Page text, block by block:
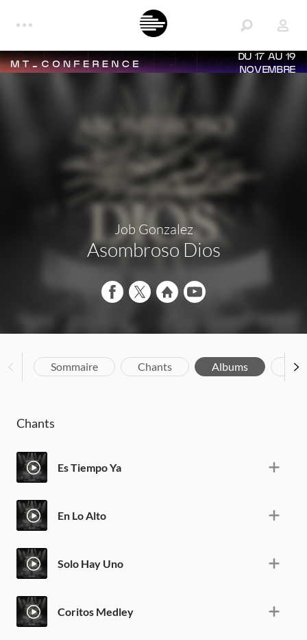
DU 17 AU 19
NOVEMBRE
Job Gonzalez
Asombroso Dios
Sommaire Chants Albums
Chants
Es Tiempo Ya
En Lo Alto
Solo Hay Uno
Coritos Medley